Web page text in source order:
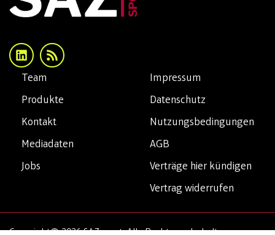
Impressum
Datenschutz
Nutzungsbedingungen
AGB
Verträge hier kündigen
Vertrag widerrufen
Team
Produkte
Kontakt
Mediadaten
Jobs
Copyright© 2026 SAZsport. Alle Rechte vorbehalten.